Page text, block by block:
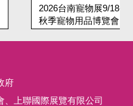
台南寵物展9/18-21台南
寵物用品博覽會丨大臺南
府
、上聯國際展覽有限公司